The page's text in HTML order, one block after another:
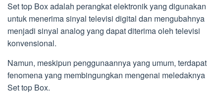
Set top Box adalah perangkat elektronik yang digunakan
untuk menerima sinyal televisi digital dan mengubahnya
menjadi sinyal analog yang dapat diterima oleh televisi
konvensional.
Namun, meskipun penggunaannya yang umum, terdapat
fenomena yang membingungkan mengenai meledaknya
Set top Box.